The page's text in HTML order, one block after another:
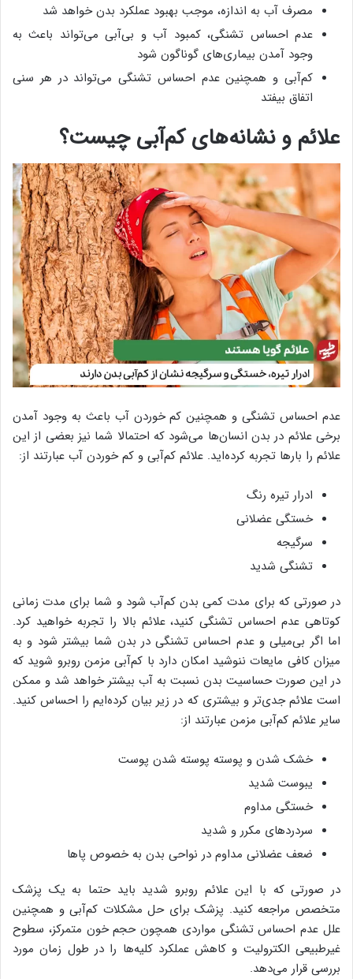
مصرف آب به اندازه، موجب بهبود عملکرد بدن خواهد شد
عدم احساس تشنگی، کمبود آب و بی‌آبی می‌تواند باعث به
وجود آمدن بیماری‌های گوناگون شود
کم‌آبی و همچنین عدم احساس تشنگی می‌تواند در هر سنی
اتفاق بیفتد
علائم و نشانه‌های کم‌آبی چیست؟
عدم احساس تشنگی و همچنین کم خوردن آب باعث به وجود آمدن
برخی علائم در بدن انسان‌ها می‌شود که احتمالا شما نیز بعضی از این
علائم را بارها تجربه کرده‌اید. علائم کم‌آبی و کم خوردن آب عبارتند از:
ادرار تیره رنگ
خستگی عضلانی
سرگیجه
تشنگی شدید
در صورتی که برای مدت کمی بدن کم‌آب شود و شما برای مدت زمانی
کوتاهی عدم احساس تشنگی کنید، علائم بالا را تجربه خواهید کرد.
اما اگر بی‌میلی و عدم احساس تشنگی در بدن شما بیشتر شود و به
میزان کافی مایعات ننوشید امکان دارد با کم‌آبی مزمن روبرو شوید که
در این صورت حساسیت بدن نسبت به آب بیشتر خواهد شد و ممکن
است علائم جدی‌تر و بیشتری که در زیر بیان کرده‌ایم را احساس کنید.
سایر علائم کم‌آبی مزمن عبارتند از:
خشک شدن و پوسته پوسته شدن پوست
یبوست شدید
خستگی مداوم
سردردهای مکرر و شدید
ضعف عضلانی مداوم در نواحی بدن به خصوص پاها
در صورتی که با این علائم روبرو شدید باید حتما به یک پزشک
متخصص مراجعه کنید. پزشک برای حل مشکلات کم‌آبی و همچنین
علل عدم احساس تشنگی مواردی همچون حجم خون متمرکز، سطوح
غیرطبیعی الکترولیت و کاهش عملکرد کلیه‌ها را در طول زمان مورد
بررسی قرار می‌دهد.